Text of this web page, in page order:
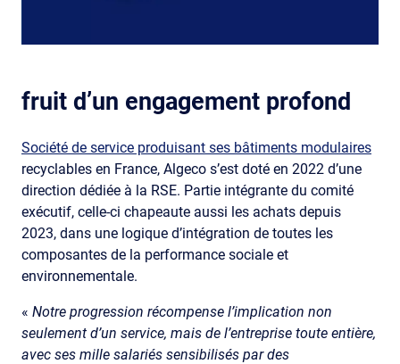
fruit d’un engagement profond
Société de service produisant ses bâtiments modulaires
recyclables en France, Algeco s’est doté en 2022 d’une
direction dédiée à la RSE. Partie intégrante du comité
exécutif, celle-ci chapeaute aussi les achats depuis
2023, dans une logique d’intégration de toutes les
composantes de la performance sociale et
environnementale.
« Notre progression récompense l’implication non
seulement d’un service, mais de l’entreprise toute entière,
avec ses mille salariés sensibilisés par des